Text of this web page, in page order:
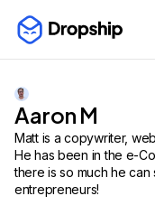
Aaron M
Matt is a copywriter,
He has been in the e-
there is so much he
entrepreneurs!